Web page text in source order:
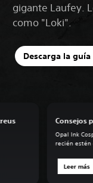
gigante Laufey.
como "Loki".
Descarga la
Consejos
Opal Ink
recién
Leer más